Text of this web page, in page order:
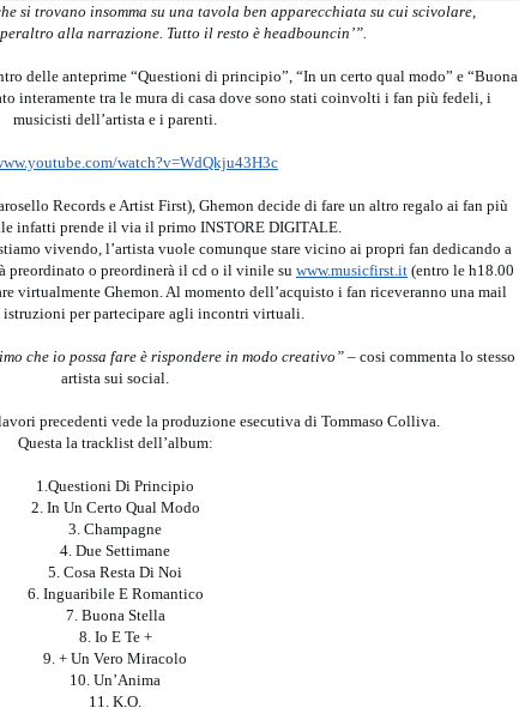
si trovano insomma su una tavola ben apparecchiata su cui scivolare,
alla narrazione. Tutto il resto è headbouncin’”.
delle anteprime “Questioni di principio”, “In un certo qual modo” e “Buona
interamente tra le mura di casa dove sono stati coinvolti i fan più fedeli, i
musicisti dell’artista e i parenti.
watch?v=WdQkju43H3c
Records e Artist First), Ghemon decide di fare un altro regalo ai fan più
infatti prende il via il primo INSTORE DIGITALE.
vivendo, l’artista vuole comunque stare vicino ai propri fan dedicando a
preordinato o preordinerà il cd o il vinile su www.musicfirst.it (entro le h18.00
virtualmente Ghemon. Al momento dell’acquisto i fan riceveranno una mail
istruzioni per partecipare agli incontri virtuali.
che io possa fare è rispondere in modo creativo” – cosi commenta lo stesso
artista sui social.
precedenti vede la produzione esecutiva di Tommaso Colliva.
Questa la tracklist dell’album:
1.Questioni Di Principio
2. In Un Certo Qual Modo
3. Champagne
4. Due Settimane
5. Cosa Resta Di Noi
6. Inguaribile E Romantico
7. Buona Stella
8. Io E Te +
9. + Un Vero Miracolo
10. Un’Anima
11. K.O.